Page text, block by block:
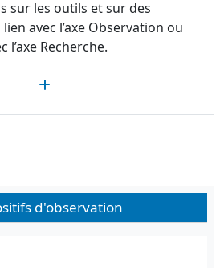
sur les outils et sur des
avec l’axe Observation ou
l’axe Recherche.
d'observation